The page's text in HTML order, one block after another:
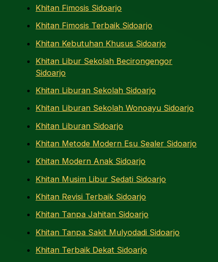
Khitan Fimosis Sidoarjo
Khitan Fimosis Terbaik Sidoarjo
Khitan Kebutuhan Khusus Sidoarjo
Khitan Libur Sekolah Becirongengor
Sidoarjo
Khitan Liburan Sekolah Sidoarjo
Khitan Liburan Sekolah Wonoayu Sidoarjo
Khitan Liburan Sidoarjo
Khitan Metode Modern Esu Sealer Sidoarjo
Khitan Modern Anak Sidoarjo
Khitan Musim Libur Sedati Sidoarjo
Khitan Revisi Terbaik Sidoarjo
Khitan Tanpa Jahitan Sidoarjo
Khitan Tanpa Sakit Mulyodadi Sidoarjo
Khitan Terbaik Dekat Sidoarjo